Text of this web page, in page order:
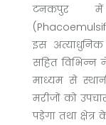
टनकपुर में
इस
सहित विभिन्न
माध्यम से
मरीजों को
पड़ेगा तथा क्षेत्र